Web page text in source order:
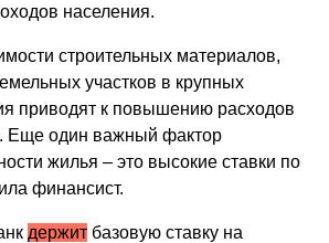
населения.
строительных материалов,
участков в крупных
приводят к повышению расходов
Еще один важный фактор
жилья – это высокие ставки по
финансист.
держит базовую ставку на